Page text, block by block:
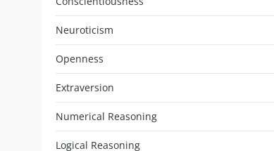
Neuroticism
Openness
Extraversion
Numerical Reasoning
Logical Reasoning